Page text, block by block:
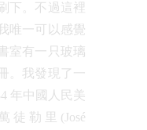
下。不過這裡
唯一可以感覺
室有一只玻璃
。我發現了一
年中國人民美
徒勒里(José